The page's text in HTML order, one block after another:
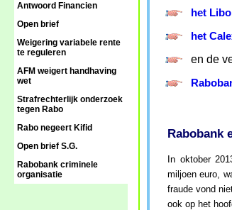
het
het
en de
Rabobank
In oktober
miljoen euro,
fraude vond
ook op het
Antwoord Financien
Open brief
Weigering variabele rente
te reguleren
AFM weigert handhaving
wet
Strafrechterlijk onderzoek
tegen Rabo
Rabo negeert Kifid
Open brief S.G.
Rabobank criminele
organisatie